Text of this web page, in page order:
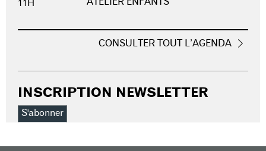
11H
ATELIER ENFANTS
CONSULTER TOUT L’AGENDA
INSCRIPTION NEWSLETTER
S'abonner